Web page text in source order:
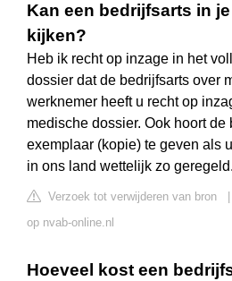
Kan een bedrijfsarts in
kijken?
Heb ik recht op inzage in het
dossier dat de bedrijfsarts over
werknemer heeft u recht op
medische dossier. Ook hoort de
exemplaar (kopie) te geven als
in ons land wettelijk zo geregeld.
Verzoek tot verwijderen van bron
op nvab-online.nl
Hoeveel kost een